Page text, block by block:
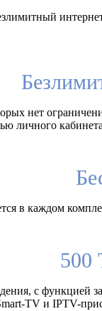
нет
личного
в каждом
500
с
TV и IPTV-